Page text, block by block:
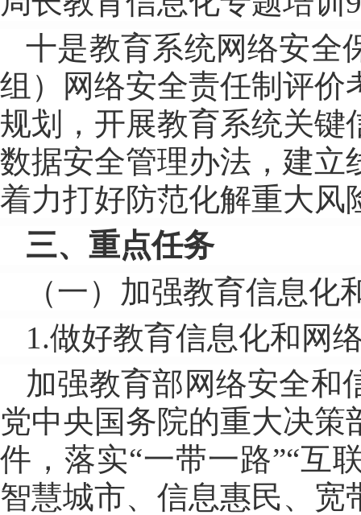
十是教育系统网络安全
组）网络安全责任制评价
规划，开展教育系统关
数据安全管理办法，建立
着力打好防范化解重大风
三、重点任务
（一）加强教育信息
1.做好教育信息化和网
加强教育部网络安全和
党中央国务院的重大决
件，落实“一带一路”“互
智慧城市、信息惠民、